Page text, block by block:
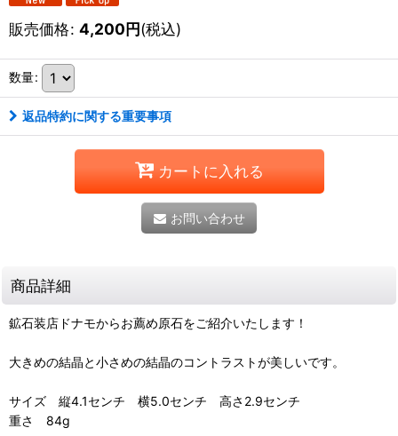
販売価格: 4,200円(税込)
数量:
返品特約に関する重要事項
カートに入れる
お問い合わせ
商品詳細
鉱石装店ドナモからお薦め原石をご紹介いたします！
大きめの結晶と小さめの結晶のコントラストが美しいです。
サイズ 縦4.1センチ 横5.0センチ 高さ2.9センチ
重さ 84g